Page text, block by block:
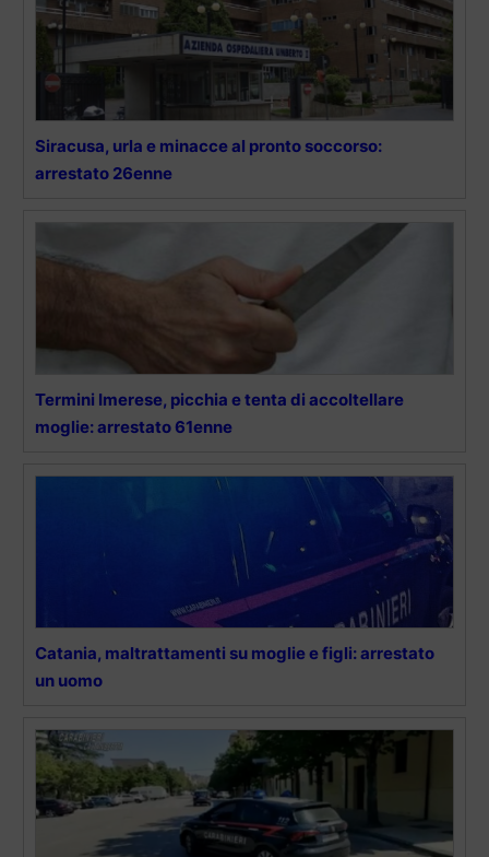
Siracusa, urla e minacce al pronto soccorso:
arrestato 26enne
Termini Imerese, picchia e tenta di accoltellare
moglie: arrestato 61enne
Catania, maltrattamenti su moglie e figli: arrestato
un uomo